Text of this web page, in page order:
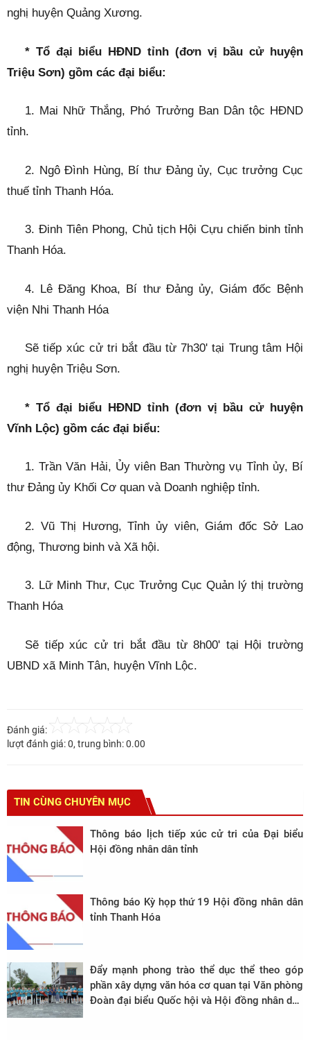
nghị huyện Quảng Xương.
* Tổ đại biểu HĐND tỉnh (đơn vị bầu cử huyện
Triệu Sơn) gồm các đại biểu:
1. Mai Nhữ Thắng, Phó Trưởng Ban Dân tộc HĐND
tỉnh.
2. Ngô Đình Hùng, Bí thư Đảng ủy, Cục trưởng Cục
thuế tỉnh Thanh Hóa.
3. Đinh Tiên Phong, Chủ tịch Hội Cựu chiến binh tỉnh
Thanh Hóa.
4. Lê Đăng Khoa, Bí thư Đảng ủy, Giám đốc Bệnh
viện Nhi Thanh Hóa
Sẽ tiếp xúc cử tri bắt đầu từ 7h30' tại Trung tâm Hội
nghị huyện Triệu Sơn.
* Tổ đại biểu HĐND tỉnh (đơn vị bầu cử huyện
Vĩnh Lộc) gồm các đại biểu:
1. Trần Văn Hải, Ủy viên Ban Thường vụ Tỉnh ủy, Bí
thư Đảng ủy Khối Cơ quan và Doanh nghiệp tỉnh.
2. Vũ Thị Hương, Tỉnh ủy viên, Giám đốc Sở Lao
động, Thương binh và Xã hội.
3. Lữ Minh Thư, Cục Trưởng Cục Quản lý thị trường
Thanh Hóa
Sẽ tiếp xúc cử tri bắt đầu từ 8h00' tại Hội trường
UBND xã Minh Tân, huyện Vĩnh Lộc.
Đánh giá:
lượt đánh giá:0, trung bình:0.00
TIN CÙNG CHUYÊN MỤC
Thông báo lịch tiếp xúc cử tri của Đại biểu
Hội đồng nhân dân tỉnh
Thông báo Kỳ họp thứ 19 Hội đồng nhân dân
tỉnh Thanh Hóa
Đẩy mạnh phong trào thể dục thể theo góp
phần xây dựng văn hóa cơ quan tại Văn phòng
Đoàn đại biểu Quốc hội và Hội đồng nhân dân